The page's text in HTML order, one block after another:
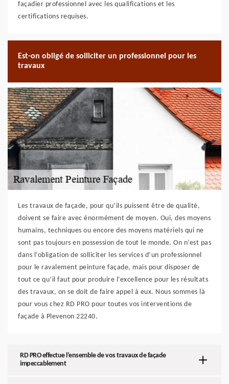
façadier professionnel avec les qualifications et les
certifications requises.
Est-on obligé de solliciter un professionnel pour les
travaux
Les travaux de façade, pour qu’ils puissent être de qualité,
doivent se faire avec énormément de moyen. Oui, des moyens
humains, techniques ou encore des moyens matériels qui ne
sont pas toujours en possession de tout le monde. On n’est pas
dans l’obligation de solliciter les services d’un professionnel
pour le ravalement peinture façade, mais pour disposer de
tout ce qu’il faut pour produire l’excellence pour les résultats
des travaux, on se doit de faire appel à eux. Nous sommes là
pour vous chez RD PRO pour toutes vos interventions de
façade à Plevenon 22240.
RD PRO effectue l’ensemble de vos travaux de façade
impeccablement